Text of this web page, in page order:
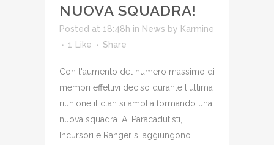
NUOVA SQUADRA!
Posted at 18:48h in News by Karmine
1 Like Share
Con l'aumento del numero massimo di
membri effettivi deciso durante l'ultima
riunione il clan si amplia formando una
nuova squadra. Ai Paracadutisti,
Incursori e Ranger si aggiungono i